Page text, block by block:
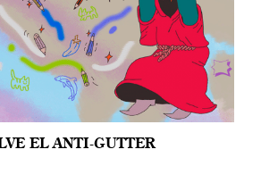
EL ANTI-GUTTER